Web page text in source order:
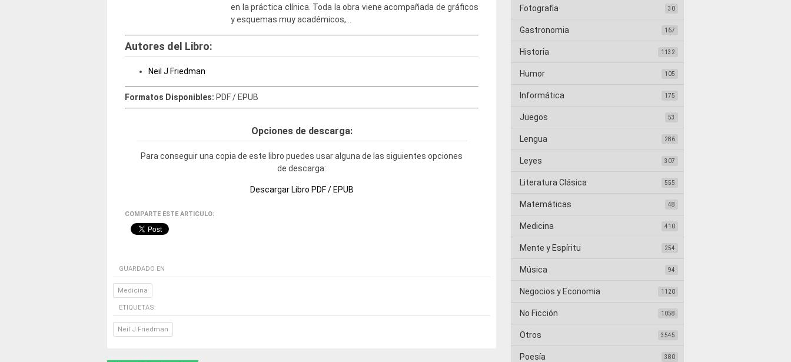
en la práctica clínica. Toda la obra viene acompañada de gráficos
y esquemas muy académicos,…
Autores del Libro:
Neil J Friedman
Formatos Disponibles: PDF / EPUB
Opciones de descarga:
Para conseguir una copia de este libro puedes usar alguna de las siguientes opciones
de descarga:
Descargar Libro PDF / EPUB
COMPARTE ESTE ARTICULO:
GUARDADO EN
Medicina
ETIQUETAS:
Neil J Friedman
Fotografia 30
Gastronomia 167
Historia 1132
Humor 105
Informática 175
Juegos 53
Lengua 286
Leyes 307
Literatura Clásica 555
Matemáticas 48
Medicina 410
Mente y Espíritu 254
Música 94
Negocios y Economia 1120
No Ficción 1058
Otros 3545
Poesía 380